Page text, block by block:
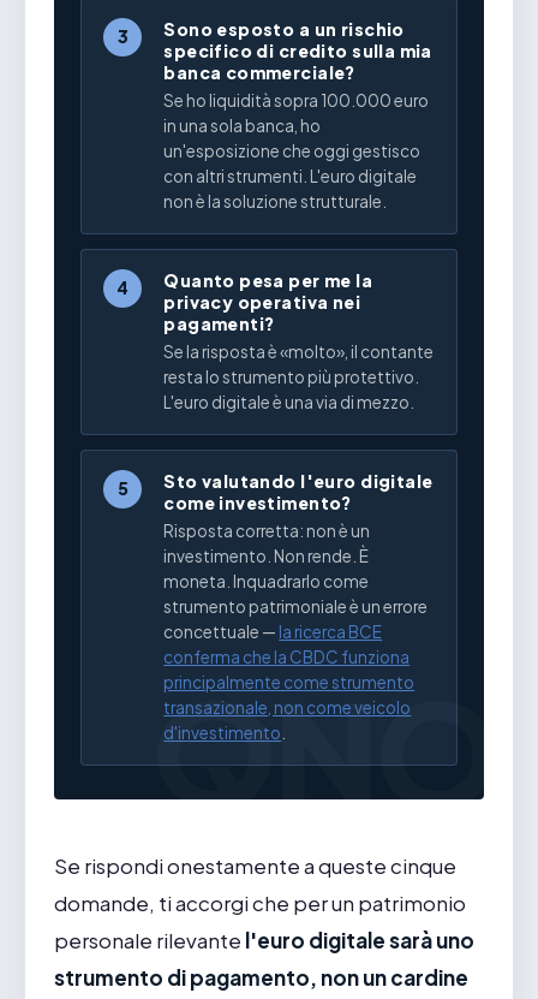
3
Sono esposto a un rischio
specifico di credito sulla mia
banca commerciale?
Se ho liquidità sopra 100.000 euro
in una sola banca, ho
un'esposizione che oggi gestisco
con altri strumenti. L'euro digitale
non è la soluzione strutturale.
4
Quanto pesa per me la
privacy operativa nei
pagamenti?
Se la risposta è «molto», il contante
resta lo strumento più protettivo.
L'euro digitale è una via di mezzo.
5
Sto valutando l'euro digitale
come investimento?
Risposta corretta: non è un
investimento. Non rende. È
moneta. Inquadrarlo come
strumento patrimoniale è un errore
concettuale — la ricerca BCE
conferma che la CBDC funziona
principalmente come strumento
transazionale, non come veicolo
d'investimento
Se rispondi onestamente a queste cinque
domande, ti accorgi che per un patrimonio
personale rilevante l'euro digitale sarà uno
strumento di pagamento, non un cardine